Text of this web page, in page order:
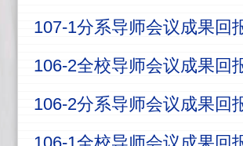
107-1分系导师会议成果回
106-2全校导师会议成果回
106-2分系导师会议成果回